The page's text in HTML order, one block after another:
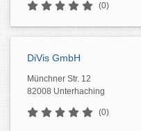
(0)
DiVis GmbH
Münchner Str. 12
82008 Unterhaching
(0)